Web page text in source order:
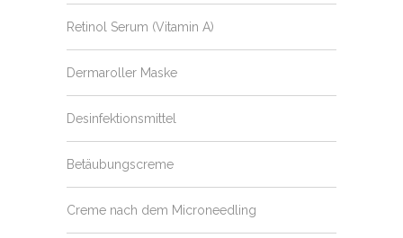
Retinol Serum (Vitamin A)
Dermaroller Maske
Desinfektionsmittel
Betäubungscreme
Creme nach dem Microneedling